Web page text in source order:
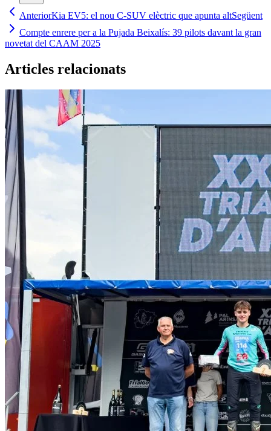
AnteriorKia EV5: el nou C-SUV elèctric que apunta altSegüent
Compte enrere per a la Pujada Beixalís: 39 pilots davant la gran
novetat del CAAM 2025
Articles relacionats